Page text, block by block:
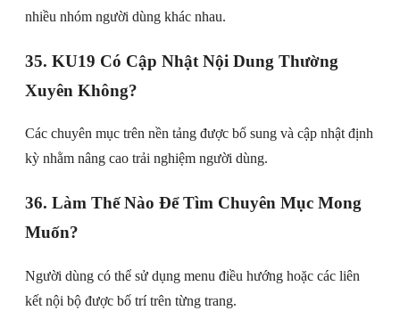
nhiều nhóm người dùng khác nhau.
35. KU19 Có Cập Nhật Nội Dung Thường
Xuyên Không?
Các chuyên mục trên nền tảng được bổ sung và cập nhật định
kỳ nhằm nâng cao trải nghiệm người dùng.
36. Làm Thế Nào Để Tìm Chuyên Mục Mong
Muốn?
Người dùng có thể sử dụng menu điều hướng hoặc các liên
kết nội bộ được bố trí trên từng trang.